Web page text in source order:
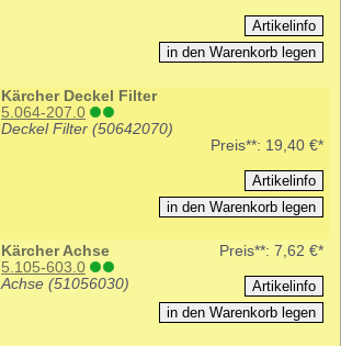
Kärcher Deckel Filter
5.064-207.0
Deckel Filter (50642070)
Preis**: 19,40 €*
Kärcher Achse
5.105-603.0
Achse (51056030)
Preis**: 7,62 €*